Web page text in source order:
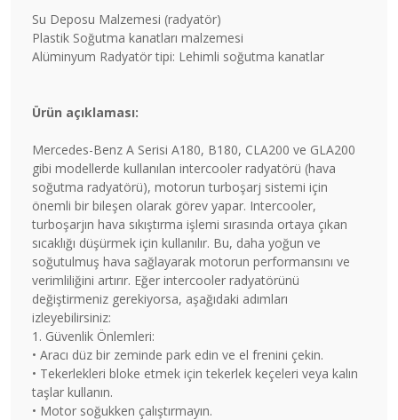
Su Deposu Malzemesi (radyatör)
Plastik Soğutma kanatları malzemesi
Alüminyum Radyatör tipi: Lehimli soğutma kanatlar
Ürün açıklaması:
Mercedes-Benz A Serisi A180, B180, CLA200 ve GLA200
gibi modellerde kullanılan intercooler radyatörü (hava
soğutma radyatörü), motorun turboşarj sistemi için
önemli bir bileşen olarak görev yapar. Intercooler,
turboşarjın hava sıkıştırma işlemi sırasında ortaya çıkan
sıcaklığı düşürmek için kullanılır. Bu, daha yoğun ve
soğutulmuş hava sağlayarak motorun performansını ve
verimliliğini artırır. Eğer intercooler radyatörünü
değiştirmeniz gerekiyorsa, aşağıdaki adımları
izleyebilirsiniz:
1. Güvenlik Önlemleri:
• Aracı düz bir zeminde park edin ve el frenini çekin.
• Tekerlekleri bloke etmek için tekerlek keçeleri veya kalın
taşlar kullanın.
• Motor soğukken çalıştırmayın.